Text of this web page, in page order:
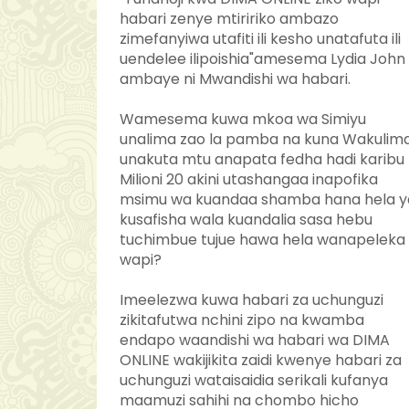
habari zenye mtiririko ambazo
zimefanyiwa utafiti ili kesho unatafuta ili
uendelee ilipoishia"amesema Lydia John
ambaye ni Mwandishi wa habari.
Wamesema kuwa mkoa wa Simiyu
unalima zao la pamba na kuna
unakuta mtu anapata fedha hadi karibu
Milioni 20 akini utashangaa inapofika
msimu wa kuandaa shamba hana hela
kusafisha wala kuandalia sasa hebu
tuchimbue tujue hawa hela wanapeleka
wapi?
Imeelezwa kuwa habari za uchunguzi
zikitafutwa nchini zipo na kwamba
endapo waandishi wa habari wa DIMA
ONLINE wakijikita zaidi kwenye habari za
uchunguzi wataisaidia serikali kufanya
maamuzi sahihi na chombo hicho